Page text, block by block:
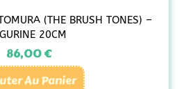
(THE BRUSH TONES) –
20CM
86,00€
Au Panier